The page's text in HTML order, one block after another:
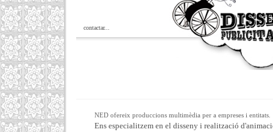
contactar...
NED ofereix produccions multimèdia per a empreses i entitats.
Ens especialitzem en el disseny i realització